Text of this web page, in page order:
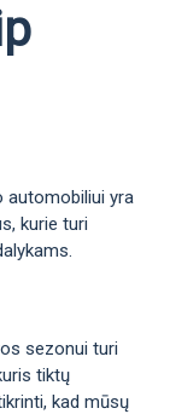
automobiliui yra
kurie turi
sezonui turi
tiktų
kad mūsų